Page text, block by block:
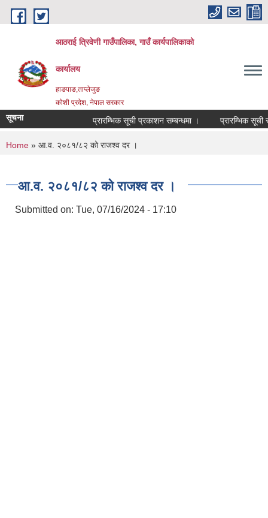
Skip to main content
आठराई त्रिवेणी गाउँपालिका, गाउँ कार्यपालिकाको
कार्यालय
हाङपाङ,ताप्लेजुङ
कोशी प्रदेश, नेपाल सरकार
सूचना प्रारम्भिक सूची प्रकाशन सम्बन्धमा । प्रारम्भिक सूची
You are here
Home » आ.व. २०८१/८२ को राजश्व दर ।
आ.व. २०८१/८२ को राजश्व दर ।
Submitted on: Tue, 07/16/2024 - 17:10